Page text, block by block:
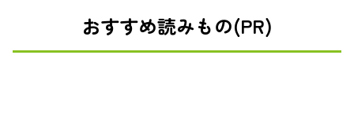
おすすめ読みもの(PR)